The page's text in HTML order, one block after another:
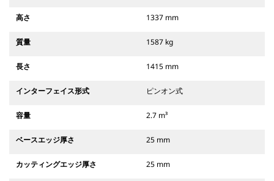
高さ 1337 mm
質量 1587 kg
長さ 1415 mm
インターフェイス形式 ピンオン式
容量 2.7 m³
ベースエッジ厚さ 25 mm
カッティングエッジ厚さ 25 mm